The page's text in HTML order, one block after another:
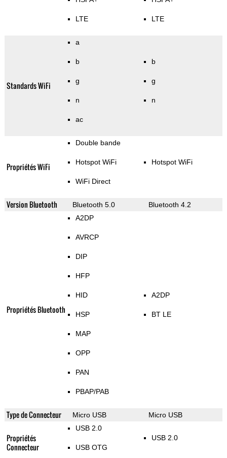
LTE LTE
Standards WiFi
a
b
g
n
ac
b
g
n
Propriétés WiFi
Double bande
Hotspot WiFi
WiFi Direct
Hotspot WiFi
Version Bluetooth Bluetooth 5.0 Bluetooth 4.2
Propriétés Bluetooth
A2DP
AVRCP
DIP
HFP
HID
HSP
MAP
OPP
PAN
PBAP/PAB
A2DP
BT LE
Type de Connecteur Micro USB Micro USB
Propriétés
Connecteur
USB 2.0
USB OTG
USB 2.0